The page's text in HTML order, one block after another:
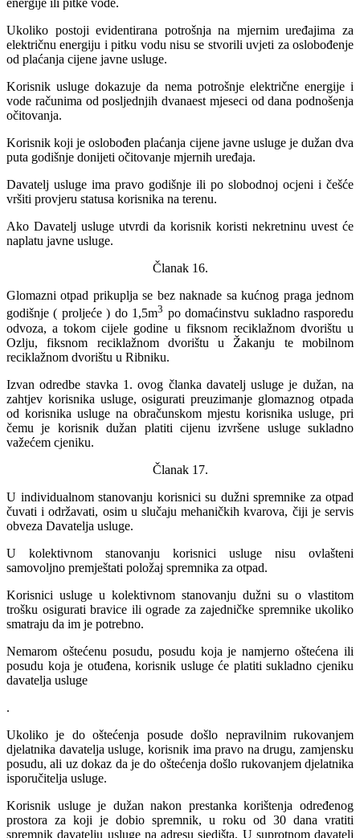
energije ili pitke vode.
Ukoliko postoji evidentirana potrošnja na mjernim uređajima za
električnu energiju i pitku vodu nisu se stvorili uvjeti za oslobođenje
od plaćanja cijene javne usluge.
Korisnik usluge dokazuje da nema potrošnje električne energije i
vode računima od posljednjih dvanaest mjeseci od dana podnošenja
očitovanja.
Korisnik koji je oslobođen plaćanja cijene javne usluge je dužan dva
puta godišnje donijeti očitovanje mjernih uređaja.
Davatelj usluge ima pravo godišnje ili po slobodnoj ocjeni i češće
vršiti provjeru statusa korisnika na terenu.
Ako Davatelj usluge utvrdi da korisnik koristi nekretninu uvest će
naplatu javne usluge.
Članak 16.
Glomazni otpad prikuplja se bez naknade sa kućnog praga jednom
godišnje ( proljeće ) do 1,5m3 po domaćinstvu sukladno rasporedu
odvoza, a tokom cijele godine u fiksnom reciklažnom dvorištu u
Ozlju, fiksnom reciklažnom dvorištu u Žakanju te mobilnom
reciklažnom dvorištu u Ribniku.
Izvan odredbe stavka 1. ovog članka davatelj usluge je dužan, na
zahtjev korisnika usluge, osigurati preuzimanje glomaznog otpada
od korisnika usluge na obračunskom mjestu korisnika usluge, pri
čemu je korisnik dužan platiti cijenu izvršene usluge sukladno
važećem cjeniku.
Članak 17.
U individualnom stanovanju korisnici su dužni spremnike za otpad
čuvati i održavati, osim u slučaju mehaničkih kvarova, čiji je servis
obveza Davatelja usluge.
U kolektivnom stanovanju korisnici usluge nisu ovlašteni
samovoljno premještati položaj spremnika za otpad.
Korisnici usluge u kolektivnom stanovanju dužni su o vlastitom
trošku osigurati bravice ili ograde za zajedničke spremnike ukoliko
smatraju da im je potrebno.
Nemarom oštećenu posudu, posudu koja je namjerno oštećena ili
posudu koja je otuđena, korisnik usluge će platiti sukladno cjeniku
davatelja usluge
.
Ukoliko je do oštećenja posude došlo nepravilnim rukovanjem
djelatnika davatelja usluge, korisnik ima pravo na drugu, zamjensku
posudu, ali uz dokaz da je do oštećenja došlo rukovanjem djelatnika
isporučitelja usluge.
Korisnik usluge je dužan nakon prestanka korištenja određenog
prostora za koji je dobio spremnik, u roku od 30 dana vratiti
spremnik davatelju usluge na adresu sjedišta. U suprotnom davatelj